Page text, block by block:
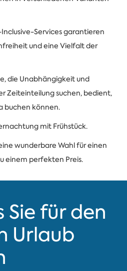
Services garantieren
und eine Vielfalt der
die Unabhängigkeit und
Zeiteinteilung suchen, bedient,
buchen können.
mit Frühstück.
wunderbare Wahl für einen
einem perfekten Preis.
Sie für den
Urlaub